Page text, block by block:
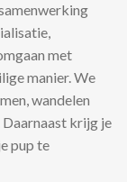
met
manier. We
wandelen
krijg je
pup te